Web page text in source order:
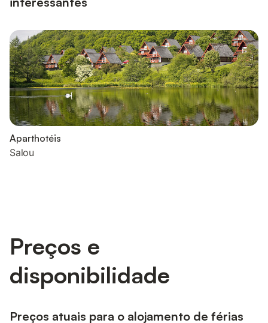
Aparthotéis
Salou
Preços e
disponibilidade
Preços atuais para o alojamento de férias